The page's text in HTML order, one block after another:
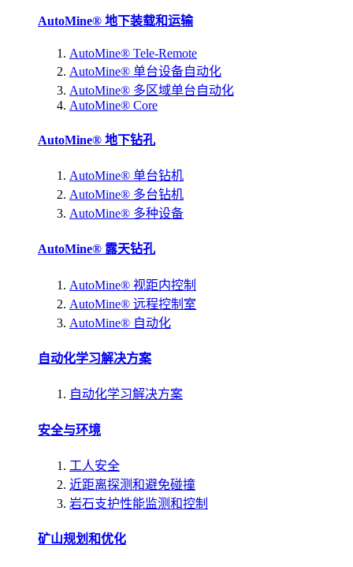
AutoMine® 地下装载和运输
AutoMine® Tele-Remote
AutoMine® 单台设备自动化
AutoMine® 多区域单台自动化
AutoMine® Core
AutoMine® 地下钻孔
AutoMine® 单台钻机
AutoMine® 多台钻机
AutoMine® 多种设备
AutoMine® 露天钻孔
AutoMine® 视距内控制
AutoMine® 远程控制室
AutoMine® 自动化
自动化学习解决方案
自动化学习解决方案
安全与环境
工人安全
近距离探测和避免碰撞
岩石支护性能监测和控制
矿山规划和优化